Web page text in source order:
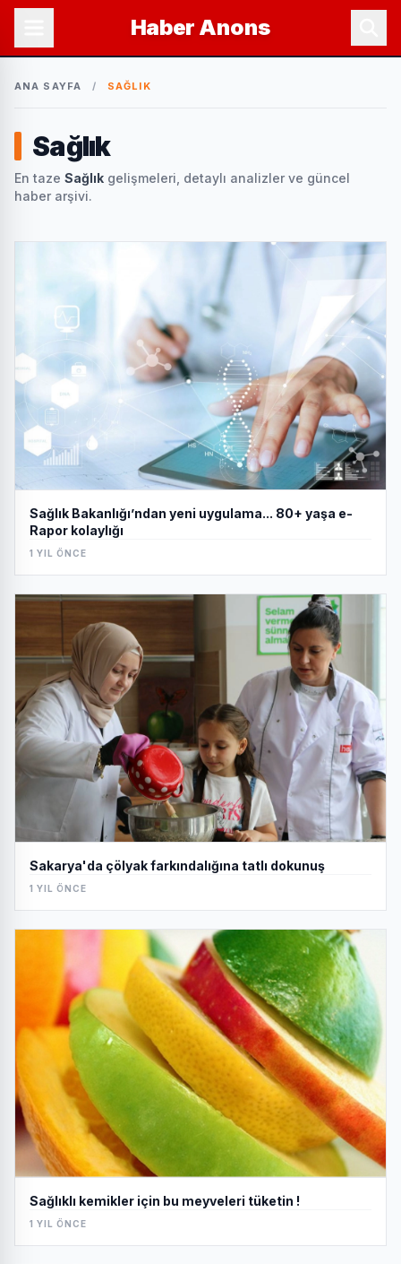
Haber Anons
ANA SAYFA / SAĞLIK
Sağlık
En taze Sağlık gelişmeleri, detaylı analizler ve güncel
haber arşivi.
Sağlık Bakanlığı’ndan yeni uygulama... 80+ yaşa e-
Rapor kolaylığı
1 YIL ÖNCE
Sakarya'da çölyak farkındalığına tatlı dokunuş
1 YIL ÖNCE
Sağlıklı kemikler için bu meyveleri tüketin !
1 YIL ÖNCE